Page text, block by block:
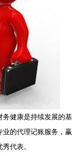
务健康是持续发展的基
的代理记账服务，赢
代表。